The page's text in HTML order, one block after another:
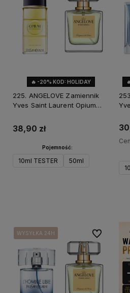
🔥 -20% KOD: HOLIDAY
225. ANGELOVE Zamiennik
Yves Saint Laurent Opium
38,90 zł
Pojemność:
10ml TESTER 50ml
WYSYŁKA 24H
WYSYŁKA 24H
WYSYŁKA 24H Do